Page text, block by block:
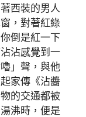
西裝的男人
，對著紅綠
倒是紅一下
沾感覺到一
」聲，與他
家傳《沾醬
的交通都被
沸時，便是